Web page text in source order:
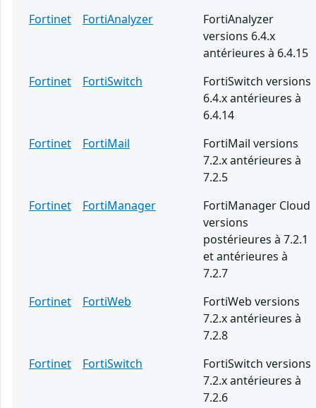
Fortinet
FortiAnalyzer
FortiAnalyzer
versions 6.4.x
antérieures à 6.4.15
Fortinet
FortiSwitch
FortiSwitch versions
6.4.x antérieures à
6.4.14
Fortinet
FortiMail
FortiMail versions
7.2.x antérieures à
7.2.5
Fortinet
FortiManager
FortiManager Cloud
versions
postérieures à 7.2.1
et antérieures à
7.2.7
Fortinet
FortiWeb
FortiWeb versions
7.2.x antérieures à
7.2.8
Fortinet
FortiSwitch
FortiSwitch versions
7.2.x antérieures à
7.2.6